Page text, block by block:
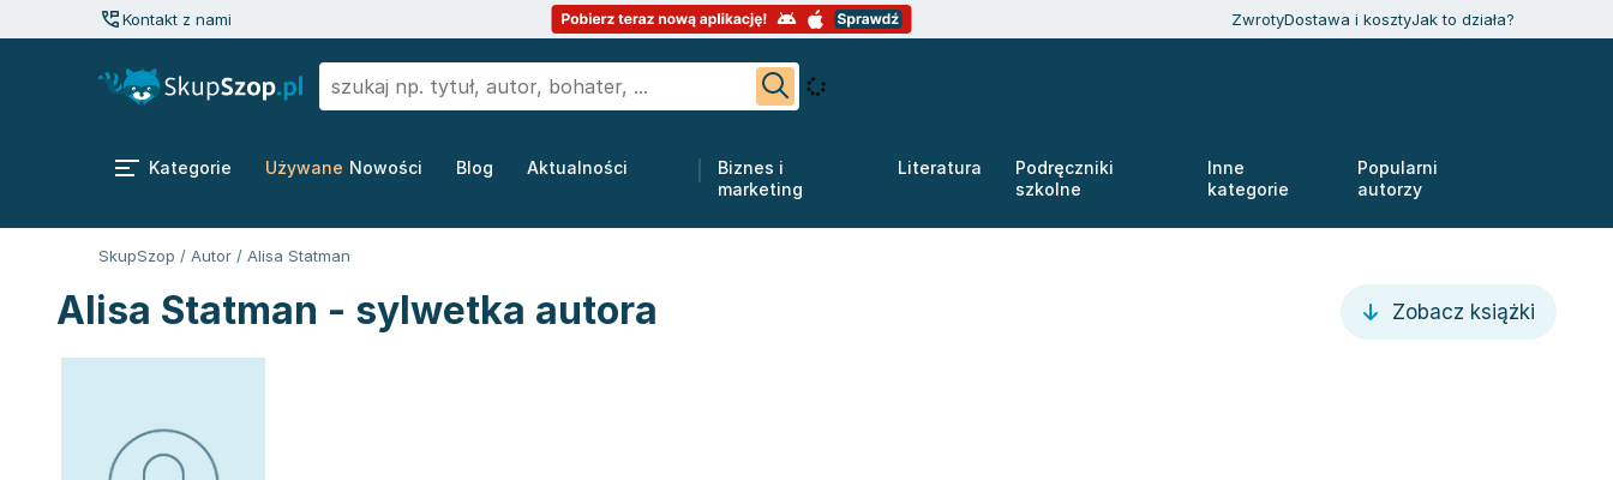
Kontakt z nami ZwrotyDostawa i kosztyJak to działa?
Kategorie Używane Nowości Blog Aktualności
Biznes i
marketing
Literatura
Podręczniki
szkolne
Inne
kategorie
Popularni
autorzy
SkupSzop / Autor / Alisa Statman
Alisa Statman - sylwetka autora Zobacz książki